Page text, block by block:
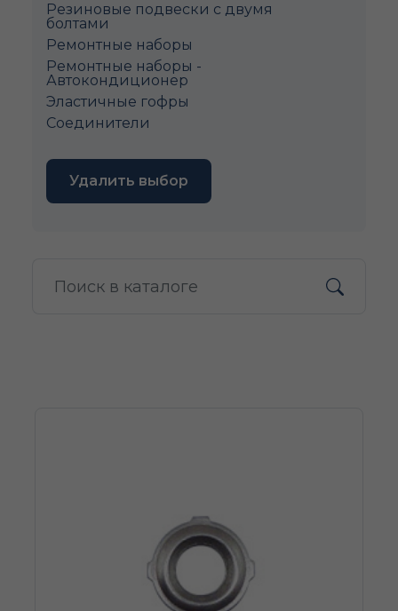
Резиновые подвески с двумя
болтами
Ремонтные наборы
Ремонтные наборы -
Автокондиционер
Эластичные гофры
Соединители
Удалить выбор